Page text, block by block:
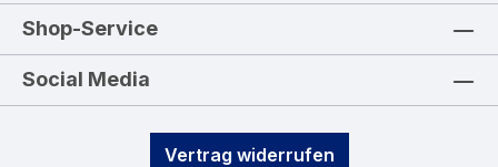
Shop-Service
Social Media
Vertrag widerrufen